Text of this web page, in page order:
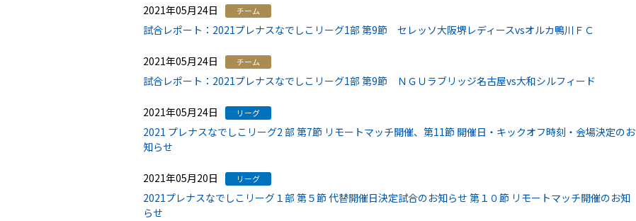
2021年05月24日 チーム
試合レポート：2021プレナスなでしこリーグ1部 第9節 セレッソ大阪堺レディースvsオルカ鴨川ＦＣ
2021年05月24日 チーム
試合レポート：2021プレナスなでしこリーグ1部 第9節 ＮＧＵラブリッジ名古屋vs大和シルフィード
2021年05月24日 リーグ
2021 プレナスなでしこリーグ2 部 第7節 リモートマッチ開催、第11節 開催日・キックオフ時刻・会場決定のお
知らせ
2021年05月20日 リーグ
2021プレナスなでしこリーグ１部 第５節 代替開催日決定試合のお知らせ 第１０節 リモートマッチ開催のお知
らせ